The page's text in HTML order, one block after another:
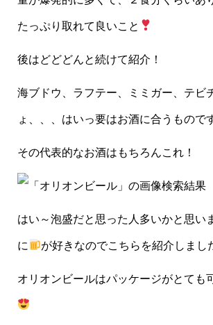
たっぷり取れて良いこと
後はどどどんと続けて紹介！
海ブドウ、ラフテー、ミミガー、テビ
ょ、、、はいっ要はお酒に合うもので
その代表的なお酒はもちろんこれ！
はい～泡盛だと思った人多いかと思い
に が好きなのでこちらを紹介しまし
オリオンビールはパッケージがとても